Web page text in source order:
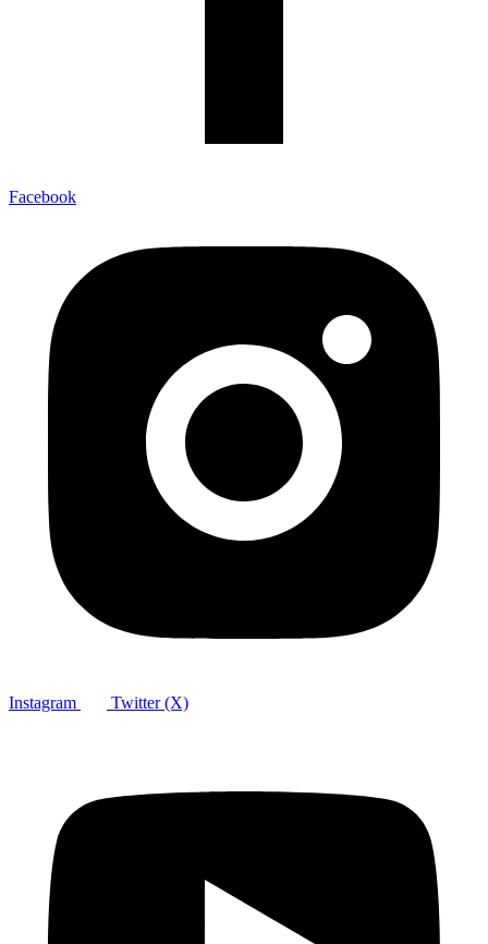
Facebook
Instagram Twitter (X)